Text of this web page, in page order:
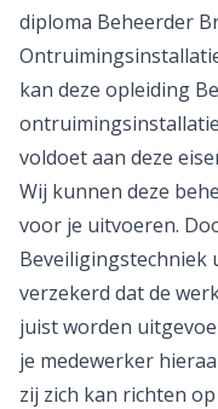
diploma Beheerder
kan deze opleiding
voldoet aan deze
Wij kunnen deze
voor je uitvoeren.
Beveiligingstechniek
verzekerd dat de
juist worden
je medewerker
zij zich kan richten